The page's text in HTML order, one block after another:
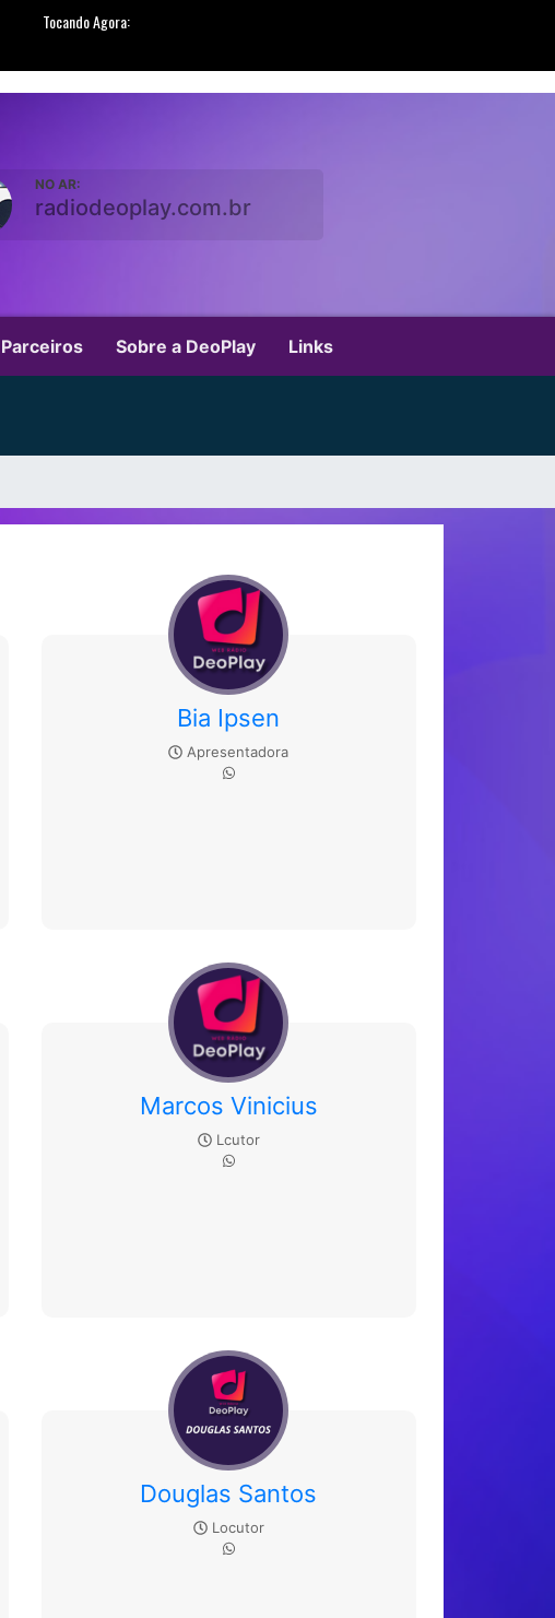
NO AR:
radiodeoplay.com.br
Parceiros Sobre a DeoPlay Links
Bia Ipsen
Apresentadora
Marcos Vinicius
Lcutor
Douglas Santos
Locutor